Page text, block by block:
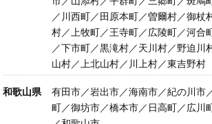
／川西町／田原本町／曽爾村／御杖
村／上牧町／王寺町／広陵町／河合
／下市町／黒滝村／天川村／野迫川
山村／上北山村／川上村／東吉野村
和歌山県
有田市／岩出市／海南市／紀の川市
町／御坊市／橋本市／日高町／広川